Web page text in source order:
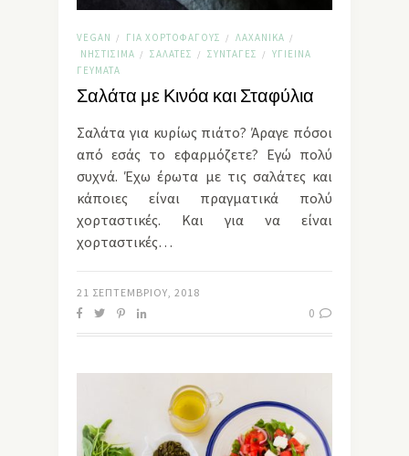
VEGAN / ΓΙΑ ΧΟΡΤΟΦΆΓΟΥΣ / ΛΑΧΑΝΙΚΆ /
ΝΗΣΤΊΣΙΜΑ / ΣΑΛΆΤΕΣ / ΣΥΝΤΑΓΈΣ /
ΥΓΙΕΙΝΆ
ΓΕΎΜΑΤΑ
Σαλάτα με Κινόα και Σταφύλια
Σαλάτα για κυρίως πιάτο? Άραγε πόσοι
από εσάς το εφαρμόζετε? Εγώ πολύ
συχνά. Έχω έρωτα με τις σαλάτες και
κάποιες είναι πραγματικά πολύ
χορταστικές. Και για να είναι
χορταστικές…
21 ΣΕΠΤΕΜΒΡΊΟΥ, 2018
0